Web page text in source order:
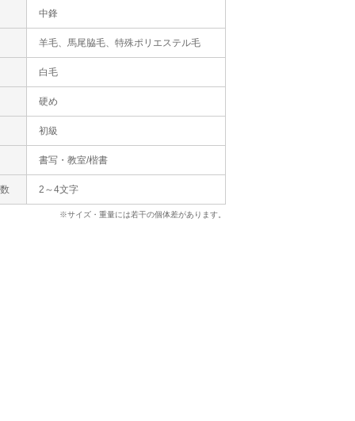
※サイズ・重量には若干の個体差があります。
中鋒
羊毛、馬尾脇毛、特殊ポリエステル毛
白毛
硬め
初級
書写・教室/楷書
2～4文字